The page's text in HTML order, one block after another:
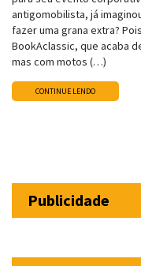
antigomobilista, já
fazer uma grana extra?
BookAclassic, que acaba
mas com motos (…)
CONTINUE LENDO
Publicidade